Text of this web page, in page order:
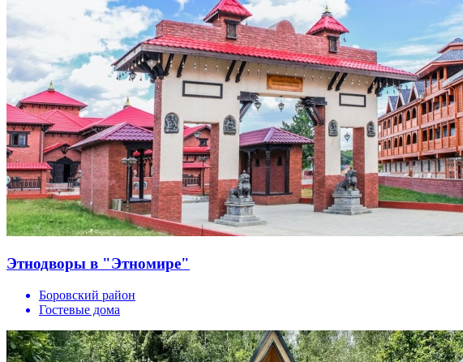
Этнодворы в "Этномире"
Боровский район
Гостевые дома